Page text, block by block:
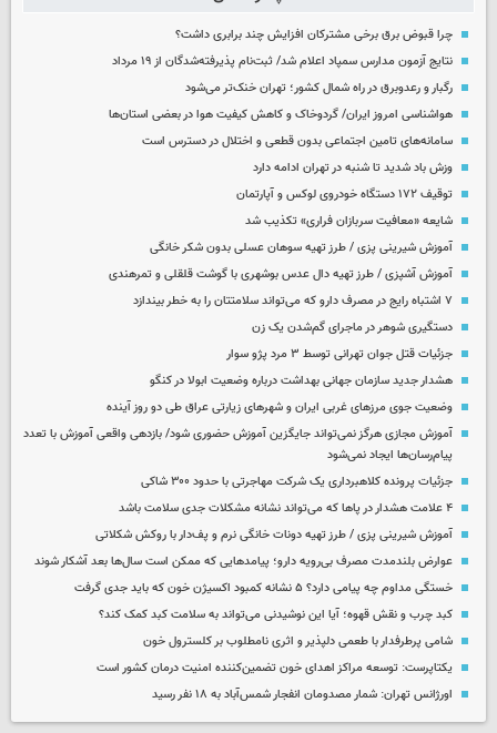
چرا قبوض برق برخی مشترکان افزایش چند برابری داشت؟
نتایج آزمون مدارس سمپاد اعلام شد/ ثبت‌نام پذیرفته‌شدگان از ۱۹ مرداد
رگبار و رعدوبرق در راه شمال کشور؛ تهران خنک‌تر می‌شود
هواشناسی امروز ایران/ گردوخاک و کاهش کیفیت هوا در بعضی استان‌ها
سامانه‌های تامین اجتماعی بدون قطعی و اختلال در دسترس است
وزش باد شدید تا شنبه در تهران ادامه دارد
توقیف ۱۷۲ دستگاه خودروی لوکس و آپارتمان
شایعه «معافیت سربازان فراری» تکذیب شد
آموزش شیرینی پزی / طرز تهیه سوهان عسلی بدون شکر خانگی
آموزش آشپزی / طرز تهیه دال عدس بوشهری با گوشت قلقلی و تمرهندی
۷ اشتباه رایج در مصرف دارو که می‌تواند سلامتتان را به خطر بیندازد
دستگیری شوهر در ماجرای گم‌شدن یک زن
جزئیات قتل جوان تهرانی توسط ۳ مرد پژو سوار
هشدار جدید سازمان جهانی بهداشت درباره وضعیت ابولا در کنگو
وضعیت جوی مرزهای غربی ایران و شهرهای زیارتی عراق طی دو روز آینده
آموزش مجازی هرگز نمی‌تواند جایگزین آموزش حضوری شود/ بازدهی واقعی آموزش با تعدد
پیام‌رسان‌ها ایجاد نمی‌شود
جزئیات پرونده کلاهبرداری یک شرکت مهاجرتی با حدود ۳۰۰ شاکی
۴ علامت هشدار در پاها که می‌تواند نشانه مشکلات جدی سلامت باشد
آموزش شیرینی پزی / طرز تهیه دونات خانگی نرم و پف‌دار با روکش شکلاتی
عوارض بلندمدت مصرف بی‌رویه دارو؛ پیامدهایی که ممکن است سال‌ها بعد آشکار شوند
خستگی مداوم چه پیامی دارد؟ ۵ نشانه کمبود اکسیژن خون که باید جدی گرفت
کبد چرب و نقش قهوه؛ آیا این نوشیدنی می‌تواند به سلامت کبد کمک کند؟
شامی پرطرفدار با طعمی دلپذیر و اثری نامطلوب بر کلسترول خون
یکتاپرست: توسعه مراکز اهدای خون تضمین‌کننده امنیت درمان کشور است
اورژانس تهران: شمار مصدومان انفجار شمس‌آباد به ۱۸ نفر رسید